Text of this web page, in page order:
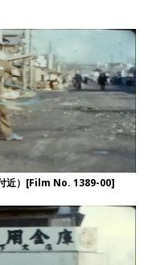
近）[Film No. 1389-00]